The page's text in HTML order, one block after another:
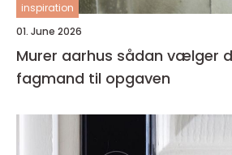
inspiration
01. June 2026
Murer aarhus sådan vælger du den rette
fagmand til opgaven